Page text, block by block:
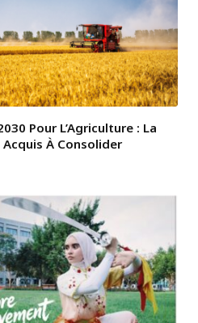
Pour L’Agriculture : La
À Consolider